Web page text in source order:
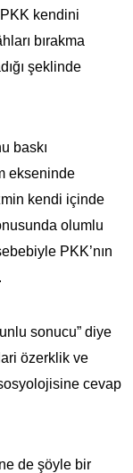
PKK kendini
bırakma
şeklinde
baskı
ekseninde
kendi içinde
olumlu
PKK’nın
sonucu” diye
özerklik ve
cevap
de şöyle bir